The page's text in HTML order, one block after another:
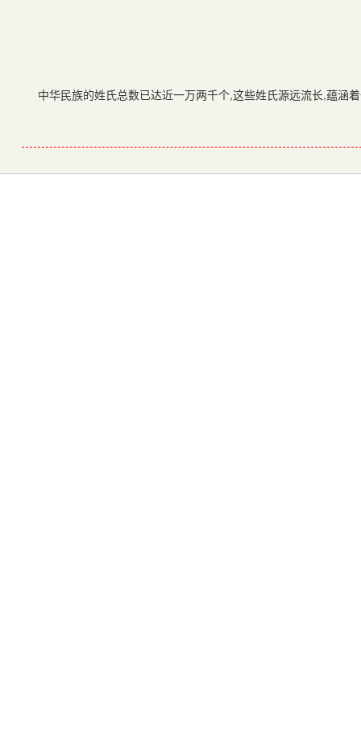
中华民族的姓氏总数已达近一万两千个,这些姓氏源远流长,蕴涵